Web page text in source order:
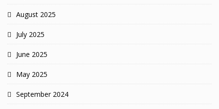
August 2025
July 2025
June 2025
May 2025
September 2024